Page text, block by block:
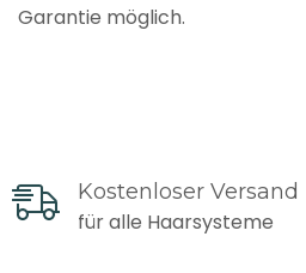
Garantie möglich.
Kostenloser Versand
für alle Haarsysteme